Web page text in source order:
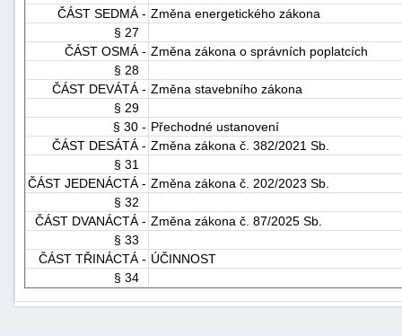
ČÁST SEDMÁ - Změna energetického zákona
§ 27
ČÁST OSMÁ - Změna zákona o správních poplatcích
§ 28
ČÁST DEVÁTÁ - Změna stavebního zákona
§ 29
§ 30 - Přechodné ustanovení
ČÁST DESÁTÁ - Změna zákona č. 382/2021 Sb.
§ 31
ČÁST JEDENÁCTÁ - Změna zákona č. 202/2023 Sb.
§ 32
ČÁST DVANÁCTÁ - Změna zákona č. 87/2025 Sb.
§ 33
ČÁST TŘINÁCTÁ - ÚČINNOST
§ 34